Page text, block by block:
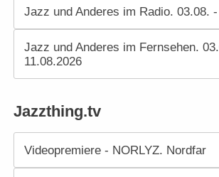
Jazz und Anderes im Radio. 03.08.
Jazz und Anderes im Fernsehen.
11.08.2026
Jazzthing.tv
Videopremiere - NORLYZ. Nordfar